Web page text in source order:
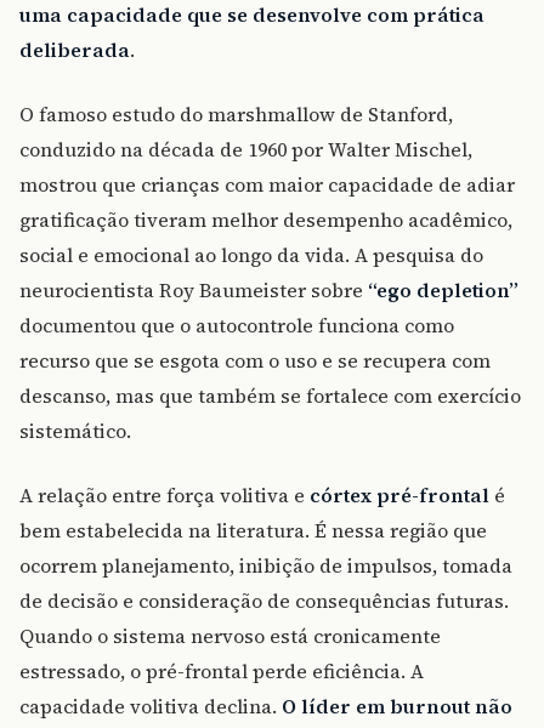
uma capacidade que se desenvolve com prática
deliberada.
O famoso estudo do marshmallow de Stanford,
conduzido na década de 1960 por Walter Mischel,
mostrou que crianças com maior capacidade de adiar
gratificação tiveram melhor desempenho acadêmico,
social e emocional ao longo da vida. A pesquisa do
neurocientista Roy Baumeister sobre “ego depletion”
documentou que o autocontrole funciona como
recurso que se esgota com o uso e se recupera com
descanso, mas que também se fortalece com exercício
sistemático.
A relação entre força volitiva e córtex pré-frontal é
bem estabelecida na literatura. É nessa região que
ocorrem planejamento, inibição de impulsos, tomada
de decisão e consideração de consequências futuras.
Quando o sistema nervoso está cronicamente
estressado, o pré-frontal perde eficiência. A
capacidade volitiva declina. O líder em burnout não